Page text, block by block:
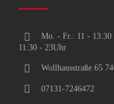
Mo. - Fr.: 11 - 13:30
11:30 - 23Uhr
Wollhausstraße 65
07131-7246472